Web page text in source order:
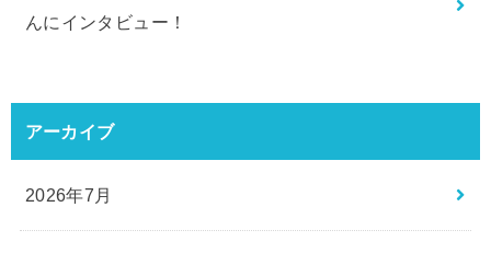
んにインタビュー！
アーカイブ
2026年7月